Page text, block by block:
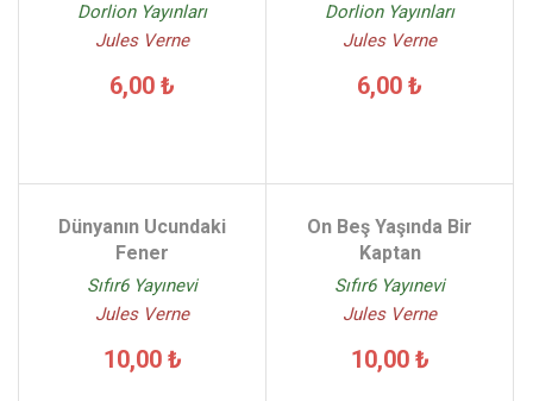
Dorlion Yayınları
Jules Verne
6,00 ₺
Dorlion Yayınları
Jules Verne
6,00 ₺
Dünyanın Ucundaki
Fener
Sıfır6 Yayınevi
Jules Verne
10,00 ₺
On Beş Yaşında Bir
Kaptan
Sıfır6 Yayınevi
Jules Verne
10,00 ₺